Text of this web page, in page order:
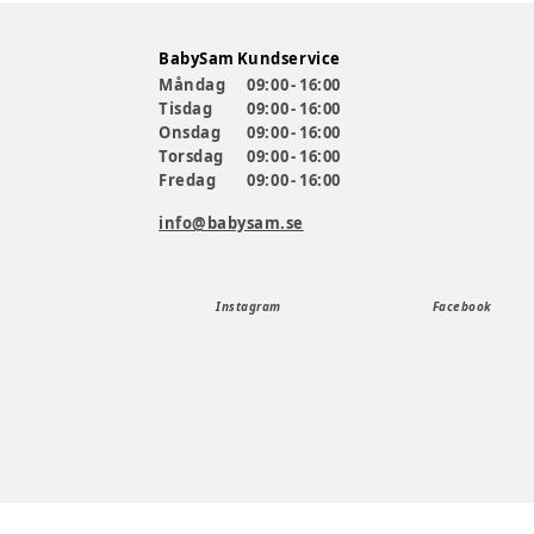
BabySam Kundservice
Måndag
09:00 - 16:00
Tisdag
09:00 - 16:00
Onsdag
09:00 - 16:00
Torsdag
09:00 - 16:00
Fredag
09:00 - 16:00
info@babysam.se
Instagram Facebook